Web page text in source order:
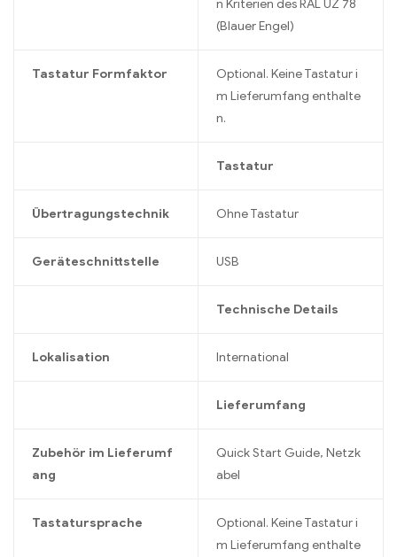
n Kriterien des RAL UZ 78
(Blauer Engel)
Tastatur Formfaktor
Optional. Keine Tastatur i
m Lieferumfang enthalte
n.
Tastatur
Übertragungstechnik Ohne Tastatur
Geräteschnittstelle USB
Technische Details
Lokalisation International
Lieferumfang
Zubehör im Lieferumf
ang
Quick Start Guide, Netzk
abel
Tastatursprache
Optional. Keine Tastatur i
m Lieferumfang enthalte